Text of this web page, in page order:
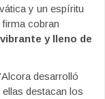
y un espíritu
cobran
y lleno de
desarrolló
ellas destacan los